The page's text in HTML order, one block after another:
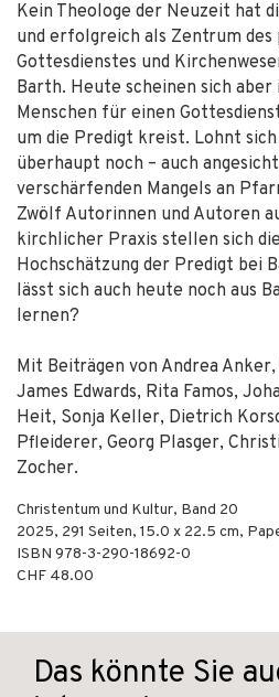
Kein Theologe der Neuzeit hat
und erfolgreich als Zentrum
Gottesdienstes und
Barth. Heute scheinen sich
Menschen für einen
um die Predigt kreist. Lohnt
überhaupt noch – auch
verschärfenden Mangels an
Zwölf Autorinnen und Autoren
kirchlicher Praxis stellen sich
Hochschätzung der Predigt bei
lässt sich auch heute noch aus
lernen?
Mit Beiträgen von Andrea
James Edwards, Rita Famos,
Heit, Sonja Keller, Dietrich
Pfleiderer, Georg Plasger,
Zocher.
Christentum und Kultur, Band 20
2025, 291 Seiten, 15.0 x 22.5 cm,
ISBN 978-3-290-18692-0
CHF 48.00
Das könnte Sie